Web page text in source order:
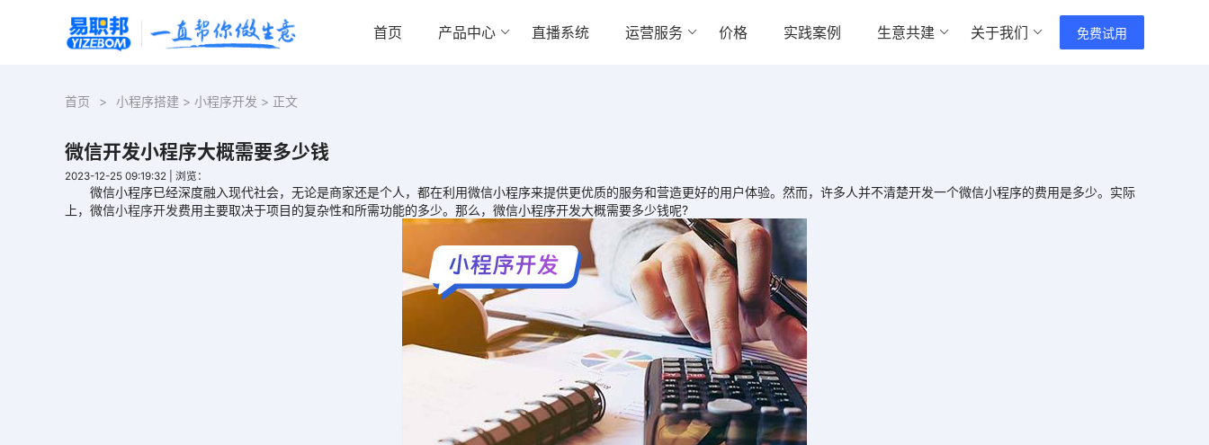
首页 产品中心 直播系统 运营服务 价格 实践案例 生意共建 关于我们 免费试用
首页 > 小程序搭建 > 小程序开发 > 正文
微信开发小程序大概需要多少钱
2023-12-25 09:19:32 浏览：
微信小程序已经深度融入现代社会，无论是商家还是个人，都在利用微信小程序来提供更优质的服务和营造更好的用户体验。然而，许多人并不清楚开发一个微信小程序的费用是多少。实际
上，微信小程序开发费用主要取决于项目的复杂性和所需功能的多少。那么，微信小程序开发大概需要多少钱呢?